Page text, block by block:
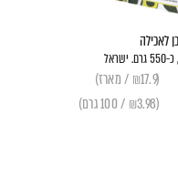
לאכילה
(₪17.9 / מארז)
(₪3.98 / 100 גרם)